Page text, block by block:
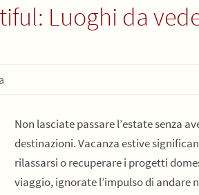
Luoghi da
Non lasciate passare l’estate senza
destinazioni. Vacanza estive
rilassarsi o recuperare i progetti
viaggio, ignorate l’impulso di andare